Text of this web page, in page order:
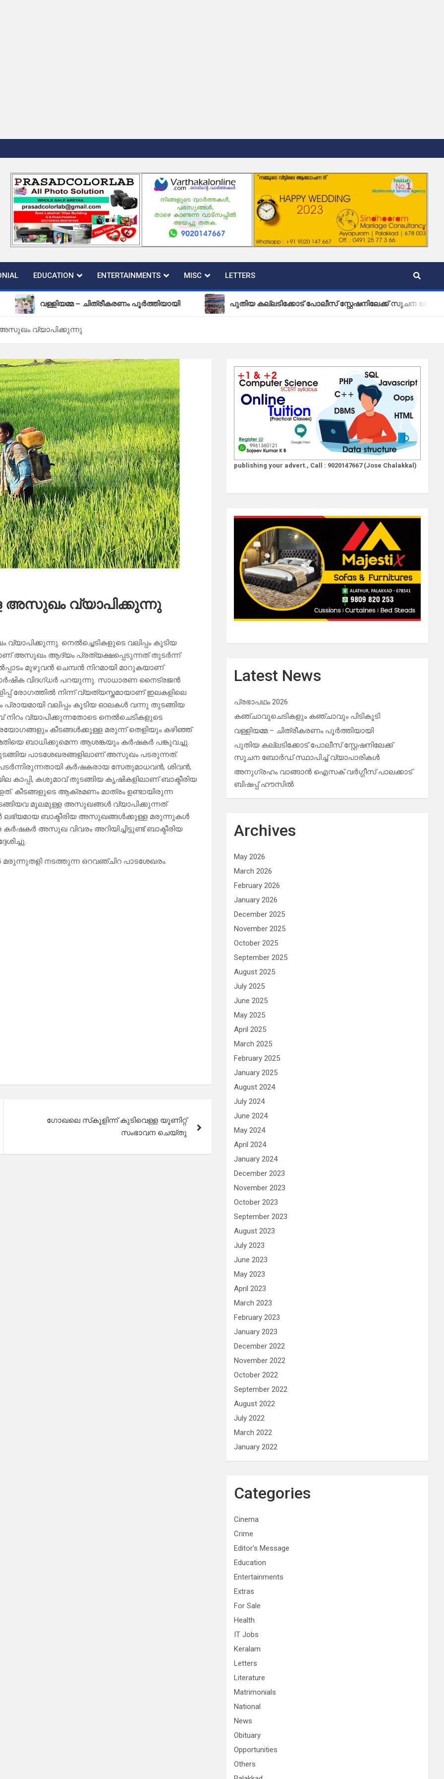
EDUCATION ENTERTAINMENTS MISC LETTERS
വള്ളിയമ്മ – ചിത്രീകരണം പൂർത്തിയായി പുതിയ കല്ലടിക്കോട് പോലീസ് സ്റ്റേഷനിലേക്ക് സൂചന ബോർഡ്
അസുഖം വ്യാപിക്കുന്നു
അസുഖം വ്യാപിക്കുന്നു
നെൽച്ചെടികളുടെ വലിപ്പം കൂടിയ
അസുഖം ആദ്യം പ്രത്യക്ഷപ്പെടുന്നത് തുടർന്ന്
മുഴുവൻ ചെമ്പൻ നിറമായി മാറുകയാണ്
വിദഗ്ധർ പറയുന്നു. സാധാരണ നൈട്രജൻ
രോഗത്തിൽ നിന്ന് വ്യത്യസ്തമായാണ് ഇലകളിലെ
പ്രായമായി വലിപ്പം കൂടിയ ഓലകൾ വന്നു തുടങ്ങിയ
വ്യാപിക്കുന്നതോടെ നെൽചെടികളുടെ
കീടങ്ങൾക്കുള്ള മരുന്ന് തെളിയും കഴിഞ്ഞ്
ബാധിക്കുമെന്ന ആശങ്കയും കർഷകർ പങ്കുവച്ചു.
പാടശേഖരങ്ങളിലാണ് അസുഖം പടരുന്നത്.
കർഷകരായ സേതുമാധവൻ, ശിവൻ,
കശുമാവ് തുടങ്ങിയ കൃഷികളിലാണ് ബാക്ടീരിയ
ആക്രമണം മാത്രം ഉണ്ടായിരുന്ന
മൂലമുള്ള അസുഖങ്ങൾ വ്യാപിക്കുന്നത്
ബാക്ടീരിയ അസുഖങ്ങൾക്കുള്ള മരുന്നുകൾ
അസുഖ വിവരം അറിയിച്ചിട്ടുണ്ട് ബാക്ടീരിയ
നടത്തുന്ന ഒറവഞ്ചിറ പാടശേഖരം.
ഗോഖലെ സ്‌കൂളിന്ന് കുടിവെള്ള യൂണിറ്റ്
സംഭാവന ചെയ്തു
publishing your advert., Call : 9020147667 (Jose Chalakkal)
Latest News
പ്രഭാപഥം 2026
കഞ്ചാവുചെടികളും കഞ്ചാവും പിടികൂടി
വള്ളിയമ്മ – ചിത്രീകരണം പൂർത്തിയായി
പുതിയ കല്ലടിക്കോട് പോലീസ് സ്റ്റേഷനിലേക്ക്
സൂചന ബോർഡ് സ്ഥാപിച്ച് വ്യാപാരികൾ
അനുഗ്രഹം വാങ്ങാൻ ഐസക് വര്‍ഗ്ഗീസ് പാലക്കാട്
ബിഷപ്പ് ഹൗസില്‍
Archives
May 2026
March 2026
February 2026
January 2026
December 2025
November 2025
October 2025
September 2025
August 2025
July 2025
June 2025
May 2025
April 2025
March 2025
February 2025
January 2025
August 2024
July 2024
June 2024
May 2024
April 2024
January 2024
December 2023
November 2023
October 2023
September 2023
August 2023
July 2023
June 2023
May 2023
April 2023
March 2023
February 2023
January 2023
December 2022
November 2022
October 2022
September 2022
August 2022
July 2022
March 2022
January 2022
Categories
Cinema
Crime
Editor's Message
Education
Entertainments
Extras
For Sale
Health
IT Jobs
Keralam
Letters
Literature
Matrimonials
National
News
Obituary
Opportunities
Others